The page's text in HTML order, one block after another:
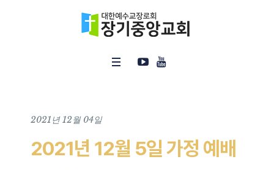
2021년 12월 04일
2021년 12월 5일 가정 예배